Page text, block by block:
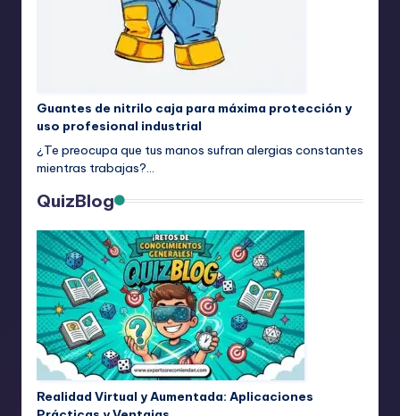
Guantes de nitrilo caja para máxima protección y
uso profesional industrial
¿Te preocupa que tus manos sufran alergias constantes
mientras trabajas?…
QuizBlog
Realidad Virtual y Aumentada: Aplicaciones